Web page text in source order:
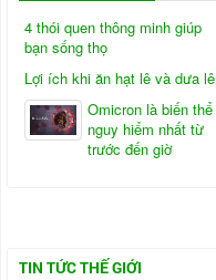
4 thói quen thông minh giúp
bạn sống thọ
Lợi ích khi ăn hạt lê và dưa lê
Omicron là biến thể
nguy hiểm nhất từ
trước đến giờ
TIN TỨC THẾ GIỚI